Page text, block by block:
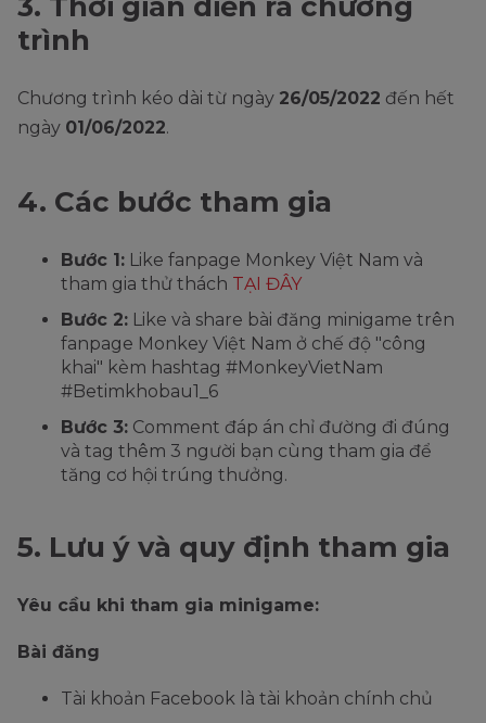
trình
Chương trình kéo dài từ ngày 26/05/2022 đến hết
ngày 01/06/2022.
4. Các bước tham gia
Bước 1: Like fanpage Monkey Việt Nam và
tham gia thử thách TẠI ĐÂY
Bước 2: Like và share bài đăng minigame trên
fanpage Monkey Việt Nam ở chế độ "công
khai" kèm hashtag #MonkeyVietNam
#Betimkhobau1_6
Bước 3: Comment đáp án chỉ đường đi đúng
và tag thêm 3 người bạn cùng tham gia để
tăng cơ hội trúng thưởng.
5. Lưu ý và quy định tham gia
Yêu cầu khi tham gia minigame:
Bài đăng
Tài khoản Facebook là tài khoản chính chủ